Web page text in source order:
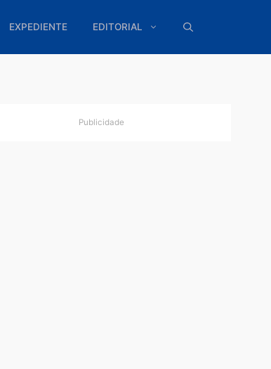
POLÍCIA EXPEDIENTE EDITORIAL